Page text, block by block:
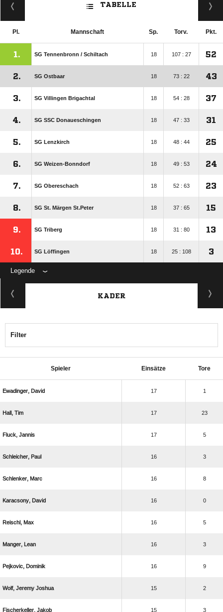
TABELLE
Pl. Mannschaft Sp. Torv. Pkt.
1. SG Tennenbronn /​ Schiltach 18 107 : 27 52
2. SG Ostbaar 18 73 : 22 43
3. SG Villingen Brigachtal 18 54 : 28 37
4. SG SSC Donaueschingen 18 47 : 33 31
5. SG Lenzkirch 18 48 : 44 25
6. SG Weizen-Bonndorf 18 49 : 53 24
7. SG Obereschach 18 52 : 63 23
8. SG St. Märgen St.Peter 18 37 : 65 15
9. SG Triberg 18 31 : 80 13
10. SG Löffingen 18 25 : 108 3
Legende
KADER
Filter
Spieler Einsätze Tore
  17 1
  17 23
  17 5
  16 3
  16 8
  16 0
  16 5
  16 3
  16 9
   15 2
  15 3